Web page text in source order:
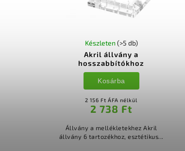
Akril állvány a
hosszabbítókhoz
Készleten (>5 db)
2 156 Ft ÁFA nélkül
2 738 Ft
Kosárba
Állvány a mellékletekhez Akril
állvány 6 tartozékhoz, esztétikus...